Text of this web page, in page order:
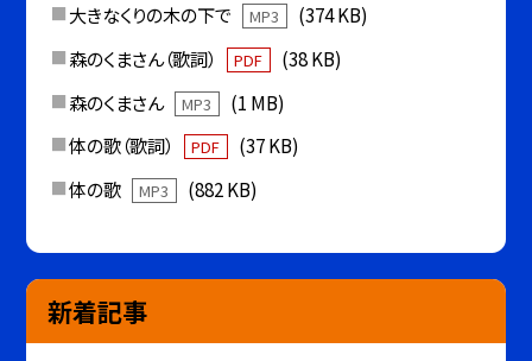
大きなくりの木の下で
MP3
(374 KB)
森のくまさん（歌詞）
PDF
(38 KB)
森のくまさん
MP3
(1 MB)
体の歌（歌詞）
PDF
(37 KB)
体の歌
MP3 (882 KB)
新着記事